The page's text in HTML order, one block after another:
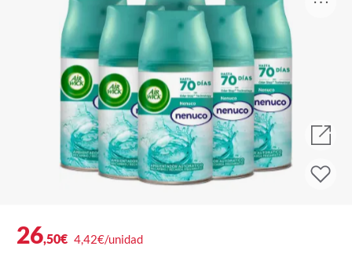
26,50€ 4,42€/unidad